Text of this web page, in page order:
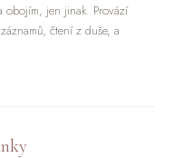
obojím, jen jinak. Provází
čtení z duše, a